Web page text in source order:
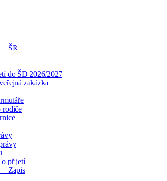
ŠR
do ŠD 2026/2027
zakázka
rodiče
o přijetí
– Zápis